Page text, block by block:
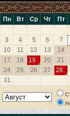
Пн Вт Ср Чт Пт
3
4 5 6 7
10
11 12 13 14
17
18 19 20 21
24
25 26 27 28
31